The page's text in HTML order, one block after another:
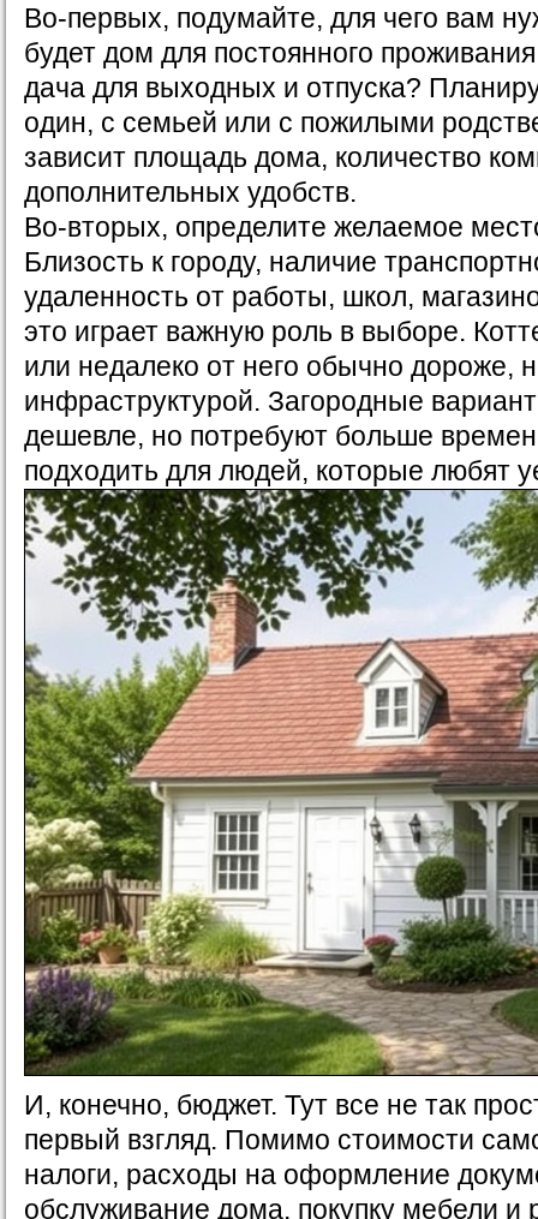
Во-первых, подумайте, для чего вам
будет дом для постоянного
дача для выходных и отпуска?
один, с семьей или с пожилыми
зависит площадь дома, количество
дополнительных удобств.
Во-вторых, определите желаемое
Близость к городу, наличие
удаленность от работы, школ,
это играет важную роль в выборе.
или недалеко от него обычно дороже,
инфраструктурой. Загородные
дешевле, но потребуют больше
подходить для людей, которые любят
И, конечно, бюджет. Тут все не так
первый взгляд. Помимо стоимости
налоги, расходы на оформление
обслуживание дома, покупку мебели и